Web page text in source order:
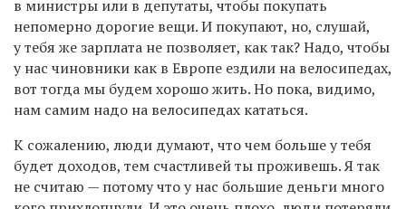
в министры или в депутаты, чтобы покупать
непомерно дорогие вещи. И покупают, но, слушай,
у тебя же зарплата не позволяет, как так? Надо, чтобы
у нас чиновники как в Европе ездили на велосипедах,
вот тогда мы будем хорошо жить. Но пока, видимо,
нам самим надо на велосипедах кататься.
К сожалению, люди думают, что чем больше у тебя
будет доходов, тем счастливей ты проживешь. Я так
не считаю — потому что у нас большие деньги много